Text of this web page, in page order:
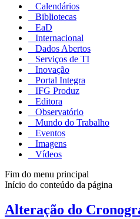
Calendários
Bibliotecas
EaD
Internacional
Dados Abertos
Serviços de TI
Inovação
Portal Integra
IFG Produz
Editora
Observatório
Mundo do Trabalho
Eventos
Imagens
Vídeos
Fim do menu principal
Início do conteúdo da página
Alteração do